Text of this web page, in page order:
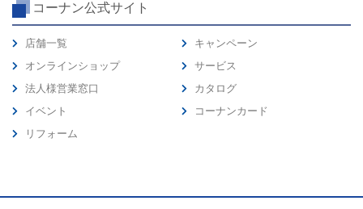
コーナン公式サイト
店舗一覧
オンラインショップ
法人様営業窓口
イベント
リフォーム
キャンペーン
サービス
カタログ
コーナンカード